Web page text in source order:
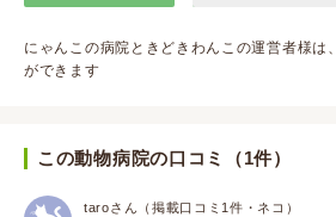
にゃんこの病院ときどきわんこの運営者様は、
ができます
この動物病院の口コミ（1件）
taroさん（掲載口コミ1件・ネコ）